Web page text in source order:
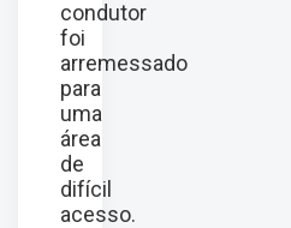
condutor
foi
arremessado
para
uma
área
de
difícil
acesso.